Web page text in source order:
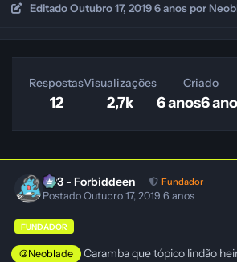
EditadoOutubro 17, 20196 anospor
Respostas
12
Visualizações
2,7k
Criado
6 anos6
403 - Forbiddeen Fundador
PostadoOutubro 17, 20196 anos
FUNDADOR
@Neoblade
Caramba que tópico lindão